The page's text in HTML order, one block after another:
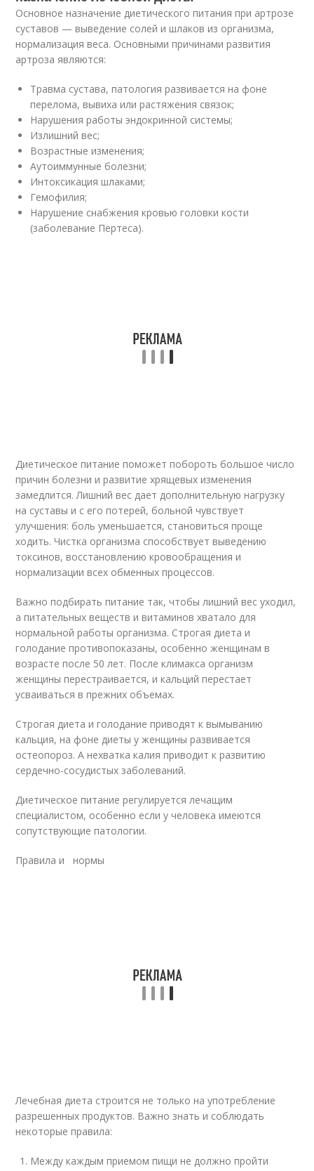
Основное назначение диетического питания при артрозе
суставов — выведение солей и шлаков из организма,
нормализация веса. Основными причинами развития
артроза являются:
Травма сустава, патология развивается на фоне
перелома, вывиха или растяжения связок;
Нарушения работы эндокринной системы;
Излишний вес;
Возрастные изменения;
Аутоиммунные болезни;
Интоксикация шлаками;
Гемофилия;
Нарушение снабжения кровью головки кости
(заболевание Пертеса).
Диетическое питание поможет побороть большое число
причин болезни и развитие хрящевых изменения
замедлится. Лишний вес дает дополнительную нагрузку
на суставы и с его потерей, больной чувствует
улучшения: боль уменьшается, становиться проще
ходить. Чистка организма способствует выведению
токсинов, восстановлению кровообращения и
нормализации всех обменных процессов.
Важно подбирать питание так, чтобы лишний вес уходил,
а питательных веществ и витаминов хватало для
нормальной работы организма. Строгая диета и
голодание противопоказаны, особенно женщинам в
возрасте после 50 лет. После климакса организм
женщины перестраивается, и кальций перестает
усваиваться в прежних объемах.
Строгая диета и голодание приводят к вымыванию
кальция, на фоне диеты у женщины развивается
остеопороз. А нехватка калия приводит к развитию
сердечно-сосудистых заболеваний.
Диетическое питание регулируется лечащим
специалистом, особенно если у человека имеются
сопутствующие патологии.
Правила и нормы
Лечебная диета строится не только на употребление
разрешенных продуктов. Важно знать и соблюдать
некоторые правила:
Между каждым приемом пищи не должно пройти